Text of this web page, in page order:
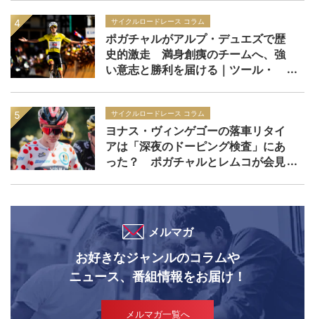
サイクルロードレース コラム
ポガチャルがアルプ・デュエズで歴
史的激走 満身創痍のチームへ、強
い意志と勝利を届ける｜ツール・
サイクルロードレース コラム
ヨナス・ヴィンゲゴーの落車リタイ
アは「深夜のドーピング検査」にあ
った？ ポガチャルとレムコが会見
メルマガ
お好きなジャンルのコラムや
ニュース、番組情報をお届け！
メルマガ一覧へ